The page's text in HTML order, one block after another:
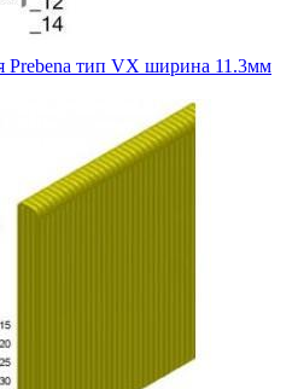
Prebena тип VX ширина 11.3мм